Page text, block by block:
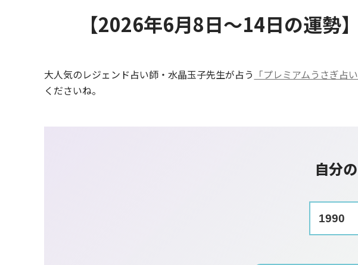
【2026年6月8日～14日の運勢
大人気のレジェンド占い師・水晶玉子先生が占う 「プレミアムうさぎ占い
くださいね。
自分